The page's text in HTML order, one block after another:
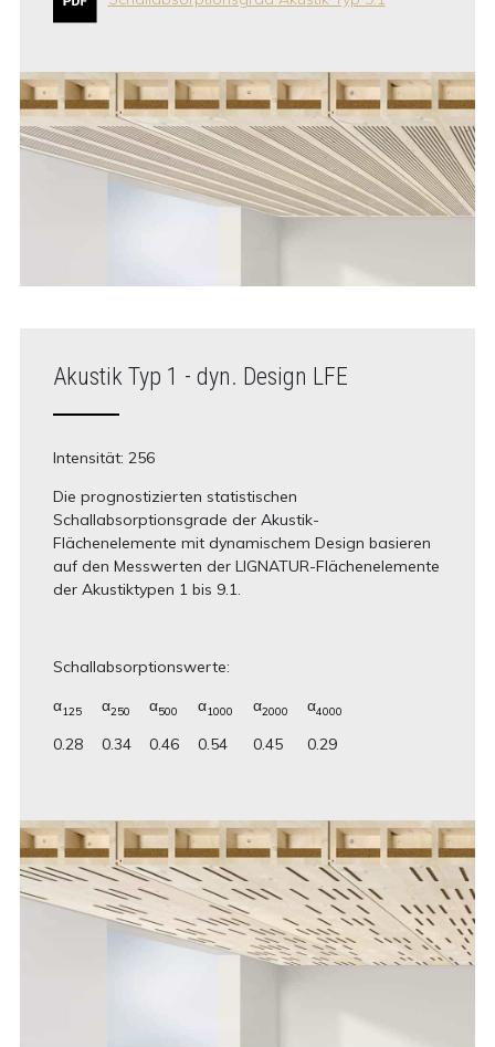
Akustik Typ 1 - dyn. Design LFE
Intensität: 256
Die prognostizierten statistischen
Schallabsorptionsgrade der Akustik-
Flächenelemente mit dynamischem Design basieren
auf den Messwerten der LIGNATUR-Flächenelemente
der Akustiktypen 1 bis 9.1.
Schallabsorptionswerte:
α125 α250 α500 α1000 α2000 α4000
0.28 0.34 0.46 0.54 0.45 0.29